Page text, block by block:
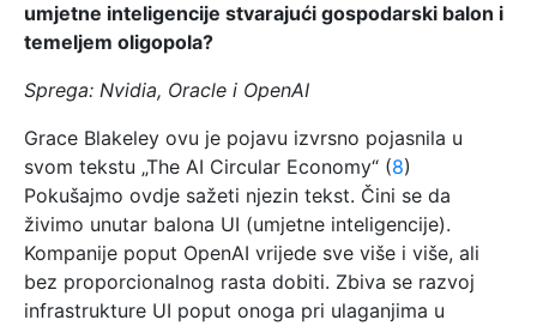
umjetne inteligencije stvarajući gospodarski balon i
temeljem oligopola?
Sprega: Nvidia, Oracle i OpenAI
Grace Blakeley ovu je pojavu izvrsno pojasnila u
svom tekstu „The AI Circular Economy“ (8)
Pokušajmo ovdje sažeti njezin tekst. Čini se da
živimo unutar balona UI (umjetne inteligencije).
Kompanije poput OpenAI vrijede sve više i više, ali
bez proporcionalnog rasta dobiti. Zbiva se razvoj
infrastrukture UI poput onoga pri ulaganjima u